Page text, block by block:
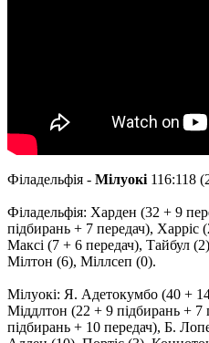
Філадельфія - Мілуокі 116:118
Філадельфія: Харден (32 + 9
підбирань + 7 передач), Харріс
Максі (7 + 6 передач), Тайбул
Мілтон (6), Міллсеп (0).
Мілуокі: Я. Адетокумбо (40 +
Міддлтон (22 + 9 підбирань + 7
підбирань + 10 передач), Б.